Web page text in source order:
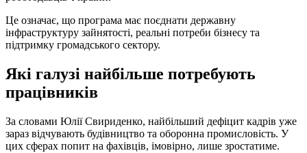
Це означає, що програма має поєднати державну
інфраструктуру зайнятості, реальні потреби бізнесу та
підтримку громадського сектору.
Які галузі найбільше потребують
працівників
За словами Юлії Свириденко, найбільший дефіцит кадрів уже
зараз відчувають будівництво та оборонна промисловість. У
цих сферах попит на фахівців, імовірно, лише зростатиме.